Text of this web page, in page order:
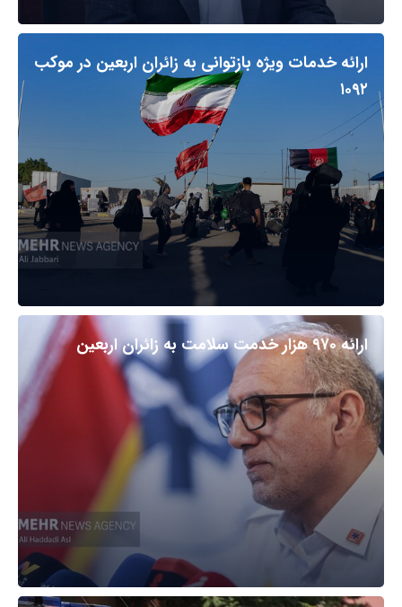
ارائه خدمات ویژه بازتوانی به زائران اربعین در موکب
۱۰۹۲
ارائه ۹۷۰ هزار خدمت سلامت به زائران اربعین